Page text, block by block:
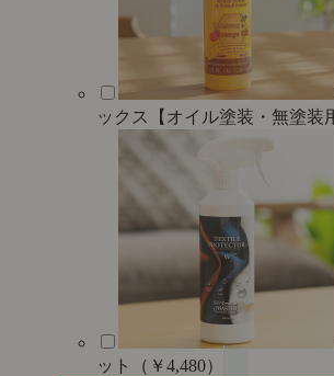
ックス【オイル塗装・無塗装
ット（￥4,480）